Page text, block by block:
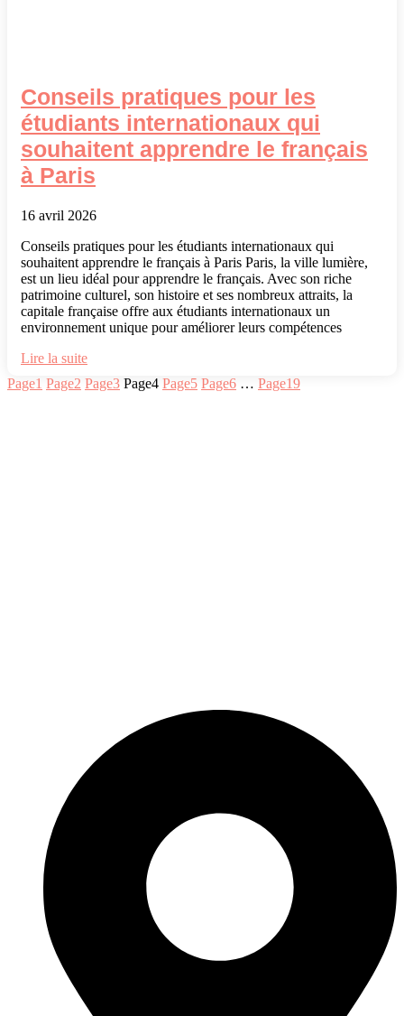
Conseils pratiques pour les
étudiants internationaux qui
souhaitent apprendre le français
à Paris
16 avril 2026
Conseils pratiques pour les étudiants internationaux qui
souhaitent apprendre le français à Paris Paris, la ville lumière,
est un lieu idéal pour apprendre le français. Avec son riche
patrimoine culturel, son histoire et ses nombreux attraits, la
capitale française offre aux étudiants internationaux un
environnement unique pour améliorer leurs compétences
Lire la suite
Page1 Page2 Page3 Page4 Page5 Page6 … Page19